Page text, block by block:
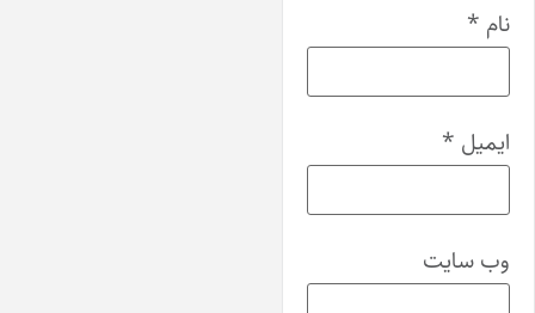
نام*
ایمیل*
وب‌ سایت